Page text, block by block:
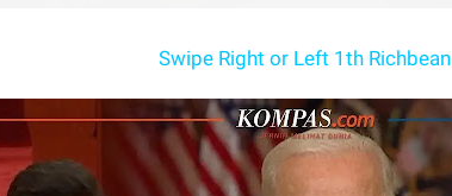
Swipe Right or Left 1th Richbean